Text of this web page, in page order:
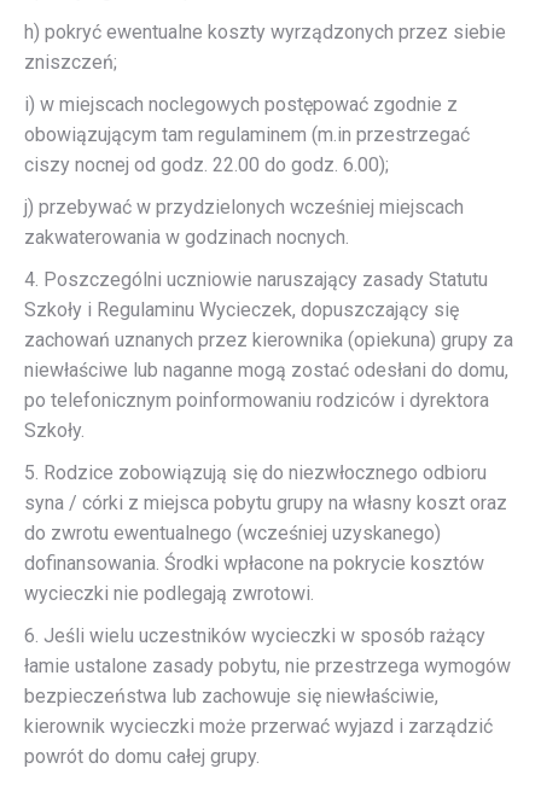
h) pokryć ewentualne koszty wyrządzonych przez siebie
zniszczeń;
i) w miejscach noclegowych postępować zgodnie z
obowiązującym tam regulaminem (m.in przestrzegać
ciszy nocnej od godz. 22.00 do godz. 6.00);
j) przebywać w przydzielonych wcześniej miejscach
zakwaterowania w godzinach nocnych.
4. Poszczególni uczniowie naruszający zasady Statutu
Szkoły i Regulaminu Wycieczek, dopuszczający się
zachowań uznanych przez kierownika (opiekuna) grupy za
niewłaściwe lub naganne mogą zostać odesłani do domu,
po telefonicznym poinformowaniu rodziców i dyrektora
Szkoły.
5. Rodzice zobowiązują się do niezwłocznego odbioru
syna / córki z miejsca pobytu grupy na własny koszt oraz
do zwrotu ewentualnego (wcześniej uzyskanego)
dofinansowania. Środki wpłacone na pokrycie kosztów
wycieczki nie podlegają zwrotowi.
6. Jeśli wielu uczestników wycieczki w sposób rażący
łamie ustalone zasady pobytu, nie przestrzega wymogów
bezpieczeństwa lub zachowuje się niewłaściwie,
kierownik wycieczki może przerwać wyjazd i zarządzić
powrót do domu całej grupy.